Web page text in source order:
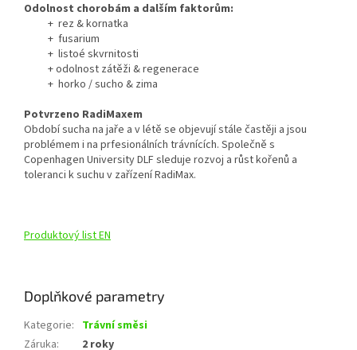
Odolnost chorobám a dalším faktorům:
+ rez & kornatka
+ fusarium
+ listoé skvrnitosti
+ odolnost zátěži & regenerace
+ horko / sucho & zima
Potvrzeno RadiMaxem
Období sucha na jaře a v létě se objevují stále častěji a jsou
problémem i na prfesionálních trávnících. Společně s
Copenhagen University DLF sleduje rozvoj a růst kořenů a
toleranci k suchu v zařízení RadiMax.
Produktový list EN
Doplňkové parametry
Kategorie: Trávní směsi
Záruka:
2 roky